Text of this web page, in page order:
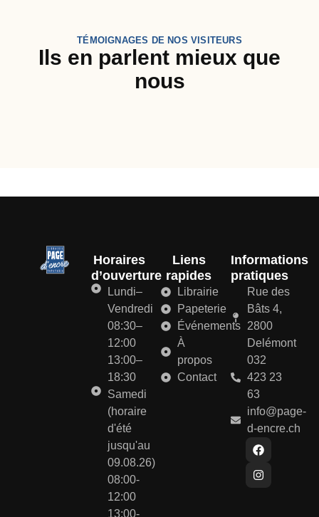
TÉMOIGNAGES DE NOS VISITEURS
Ils en parlent mieux que
nous
Horaires
d’ouverture
Lundi–
Vendredi
08:30–
12:00
13:00–
18:30
Samedi
(horaire
d'été
jusqu'au
09.08.26)
08:00-
12:00
13:00-
Liens
rapides
Librairie
Papeterie
Événements
À
propos
Contact
Informations
pratiques
Rue des
Bâts 4,
2800
Delémont
032
423 23
63
info@page-
d-encre.ch